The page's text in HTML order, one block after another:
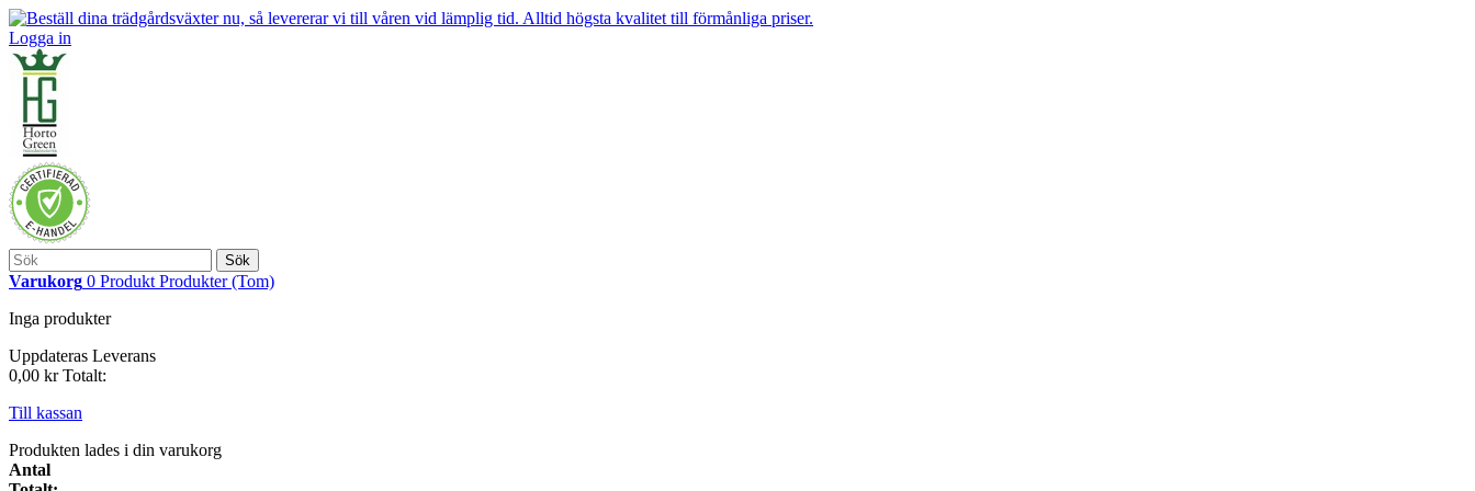
Logga in
Sök
Varukorg 0 Produkt Produkter (Tom)
Inga produkter
Uppdateras Leverans
0,00 kr Totalt:
Till kassan
Produkten lades i din varukorg
Antal